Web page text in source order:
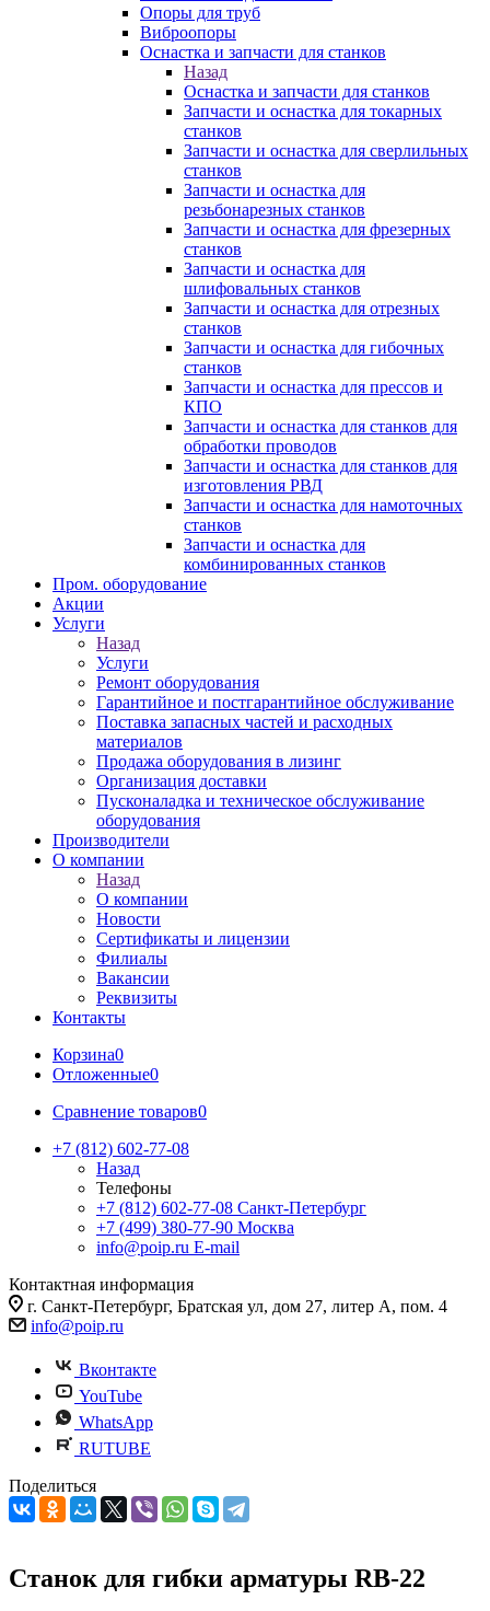
Опоры для труб
Виброопоры
Оснастка и запчасти для станков
Назад
Оснастка и запчасти для станков
Запчасти и оснастка для токарных
станков
Запчасти и оснастка для сверлильных
станков
Запчасти и оснастка для
резьбонарезных станков
Запчасти и оснастка для фрезерных
станков
Запчасти и оснастка для
шлифовальных станков
Запчасти и оснастка для отрезных
станков
Запчасти и оснастка для гибочных
станков
Запчасти и оснастка для прессов и
КПО
Запчасти и оснастка для станков для
обработки проводов
Запчасти и оснастка для станков для
изготовления РВД
Запчасти и оснастка для намоточных
станков
Запчасти и оснастка для
комбинированных станков
Пром. оборудование
Акции
Услуги
Назад
Услуги
Ремонт оборудования
Гарантийное и постгарантийное обслуживание
Поставка запасных частей и расходных
материалов
Продажа оборудования в лизинг
Организация доставки
Пусконаладка и техническое обслуживание
оборудования
Производители
О компании
Назад
О компании
Новости
Сертификаты и лицензии
Филиалы
Вакансии
Реквизиты
Контакты
Корзина0
Отложенные0
Сравнение товаров0
+7 (812) 602-77-08
Назад
Телефоны
+7 (812) 602-77-08 Санкт-Петербург
+7 (499) 380-77-90 Москва
info@poip.ru E-mail
Контактная информация
г. Санкт-Петербург, Братская ул, дом 27, литер А, пом. 4
info@poip.ru
Вконтакте
YouTube
WhatsApp
RUTUBE
Поделиться
Станок для гибки арматуры RB-22